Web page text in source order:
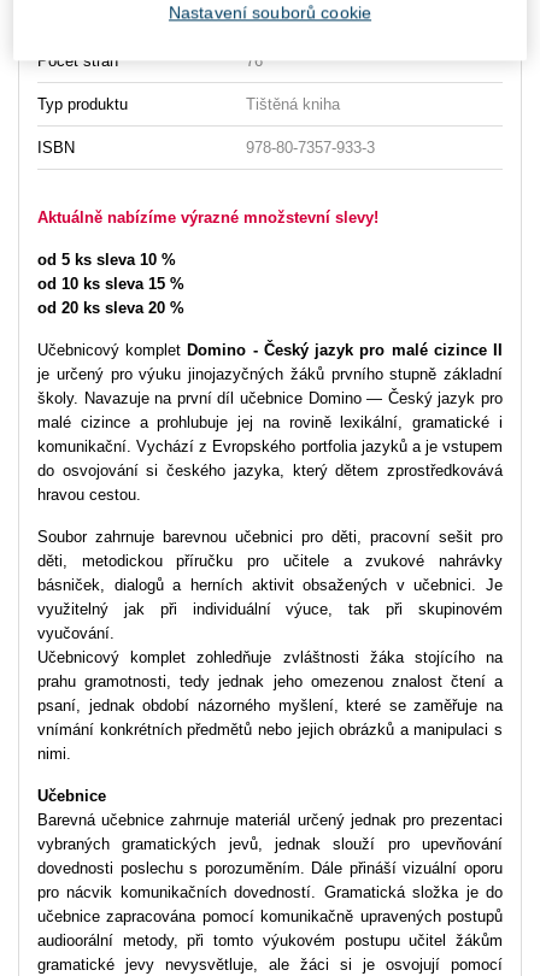
brožovaná
Počet stran 76
Typ produktu Tištěná kniha
ISBN 978-80-7357-933-3
Aktuálně nabízíme výrazné množstevní slevy!
od 5 ks sleva 10 %
od 10 ks sleva 15 %
od 20 ks sleva 20 %
Učebnicový kompletDomino - Český jazyk pro malé cizince II
je určený pro výuku jinojazyčných žáků prvního stupně základní
školy. Navazuje na první díl učebnice Domino — Český jazyk pro
malé cizince a prohlubuje jej na rovině lexikální, gramatické i
komunikační. Vychází z Evropského portfolia jazyků a je vstupem
do osvojování si českého jazyka, který dětem zprostředkovává
hravou cestou.
Soubor zahrnuje barevnou učebnici pro děti, pracovní sešit pro
děti, metodickou příručku pro učitele a zvukové nahrávky
básniček, dialogů a herních aktivit obsažených v učebnici.
Je
využitelný jak při individuální výuce, tak při skupinovém
vyučování.
Učebnicový komplet zohledňuje zvláštnosti žáka stojícího na
prahu gramotnosti, tedy jednak jeho omezenou znalost čtení a
psaní, jednak období názorného myšlení, které se zaměřuje na
vnímání konkrétních předmětů nebo jejich obrázků a manipulaci s
nimi.
Učebnice
Barevná učebnice zahrnuje materiál určený jednak pro prezentaci
vybraných gramatických jevů, jednak slouží pro upevňování
dovednosti poslechu s porozuměním. Dále přináší vizuální oporu
pro nácvik komunikačních dovedností. Gramatická složka je do
učebnice zapracována pomocí komunikačně upravených postupů
audioorální metody, při tomto výukovém postupu učitel žákům
gramatické jevy nevysvětluje, ale žáci si je osvojují pomocí
Nastavení souborů cookie